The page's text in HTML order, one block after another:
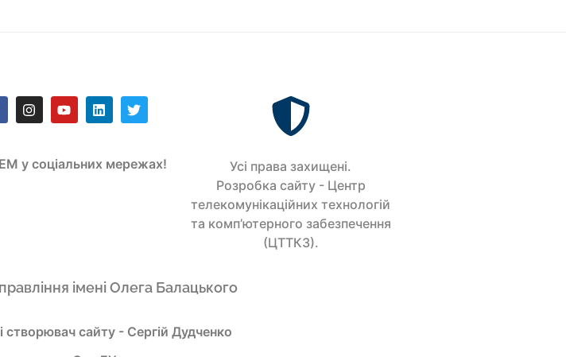
у соціальних мережах!
Усi права захищенi.
Розробка сайту - Центр
телекомунікаційних технологій
та комп’ютерного забезпечення
(ЦТТКЗ).
імені Олега Балацького
сайту - Сергій Дудченко